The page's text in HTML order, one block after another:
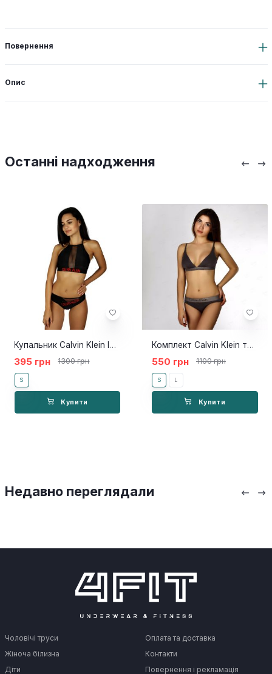
Повернення
Опис
Останні надходження
Купальник Calvin Klein Intense Power Mesh Hipster чорний
395 грн 1300 грн
S
Купити
Комплект Calvin Klein топ труси сірий
550 грн 1100 грн
S L
Купити
Недавно переглядали
Чоловічі труси
Жіноча білизна
Діти
Оплата та доставка
Контакти
Повернення і рекламація